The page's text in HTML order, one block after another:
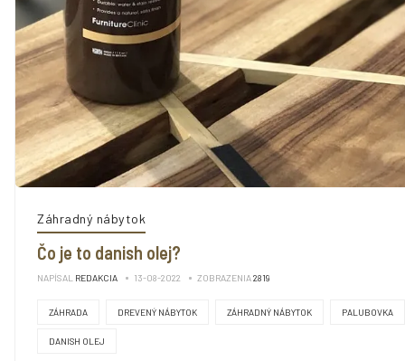
Záhradný nábytok
Čo je to danish olej?
NAPÍSAL REDAKCIA 13-08-2022 ZOBRAZENIA2819
ZÁHRADA DREVENÝ NÁBYTOK ZÁHRADNÝ NÁBYTOK PALUBOVKA
DANISH OLEJ